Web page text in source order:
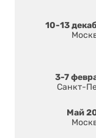
10-13
3-7
Санкт-
Май